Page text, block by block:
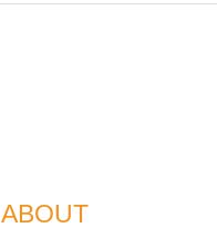
ABOUT